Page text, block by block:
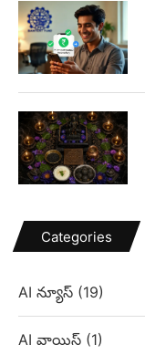
Categories
AI న్యూస్ (19)
AI వాయిస్ (1)